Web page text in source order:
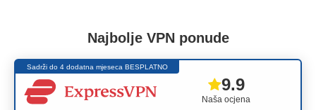
Najbolje VPN ponude
Sadrži do 4 dodatna mjeseca BESPLATNO
Naša ocjena
9.9